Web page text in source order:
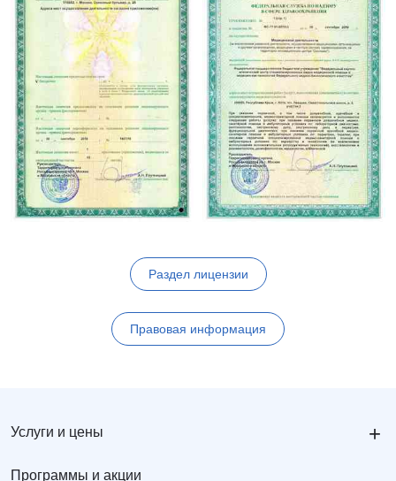
Раздел лицензии
Правовая информация
Услуги и цены +
Программы и акции